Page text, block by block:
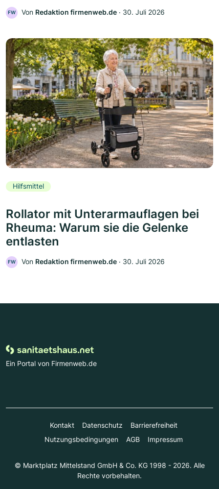
FW Von Redaktion firmenweb.de ‧ 30. Juli 2026
Hilfsmittel
Rollator mit Unterarmauflagen bei
Rheuma: Warum sie die Gelenke
entlasten
FW Von Redaktion firmenweb.de ‧ 30. Juli 2026
Ein Portal von Firmenweb.de
Kontakt Datenschutz
Barrierefreiheit
Nutzungsbedingungen
AGB Impressum
© Marktplatz Mittelstand GmbH & Co. KG 1998 - 2026. Alle
Rechte vorbehalten.